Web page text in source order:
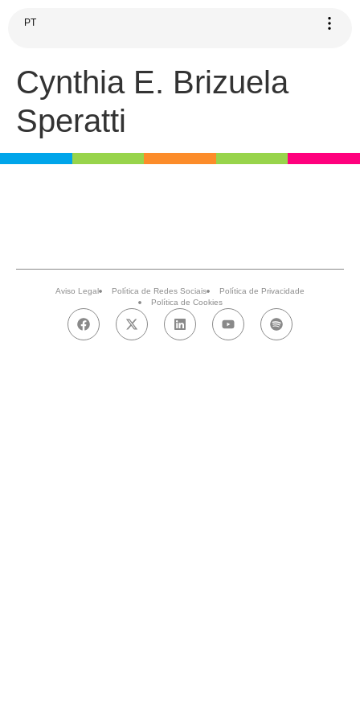
PT
Cynthia E. Brizuela
Speratti
Aviso Legal Política de Redes Sociais
Política de Privacidade
Política de Cookies